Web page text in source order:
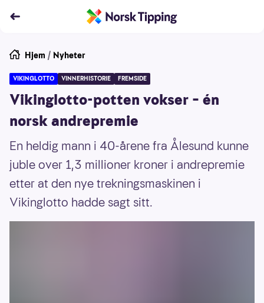
Hjem / Nyheter
VIKINGLOTTO VINNERHISTORIE FREMSIDE
Vikinglotto-potten vokser – én
norsk andrepremie
En heldig mann i 40-årene fra Ålesund kunne
juble over 1,3 millioner kroner i andrepremie
etter at den nye trekningsmaskinen i
Vikinglotto hadde sagt sitt.